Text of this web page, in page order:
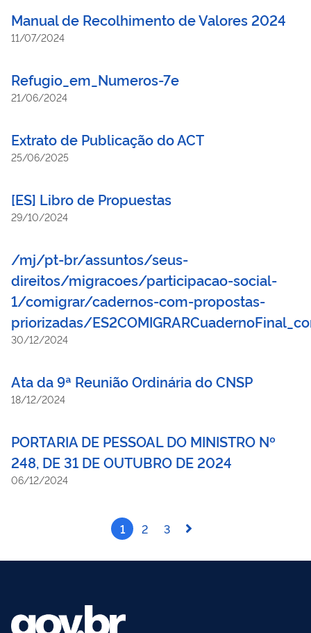
Manual de Recolhimento de Valores 2024
11/07/2024
Refugio_em_Numeros-7e
21/06/2024
Extrato de Publicação do ACT
25/06/2025
[ES] Libro de Propuestas
29/10/2024
/mj/pt-br/assuntos/seus-
direitos/migracoes/participacao-social-
1/comigrar/cadernos-com-propostas-
priorizadas/
30/12/2024
Ata da 9ª Reunião Ordinária do CNSP
18/12/2024
PORTARIA DE PESSOAL DO MINISTRO Nº
248, DE 31 DE OUTUBRO DE 2024
06/12/2024
1 2 3